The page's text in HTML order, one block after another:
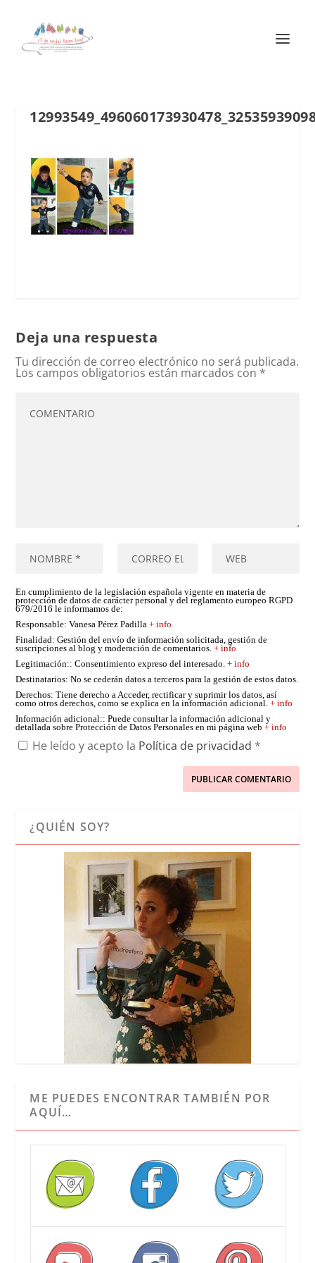
Deja una respuesta
Tu dirección de correo electrónico no será publicada.
Los campos obligatorios están marcados con *
En cumplimiento de la legislación española vigente en materia de
protección de datos de carácter personal y del reglamento europeo RGPD
679/2016 le informamos de:
Responsable: Vanesa Pérez Padilla+ info
Finalidad: Gestión del envío de información solicitada, gestión de
suscripciones al blog y moderación de comentarios.+ info
Legitimación:: Consentimiento expreso del interesado.+ info
Destinatarios: No se cederán datos a terceros para la gestión de estos datos.
Derechos: Tiene derecho a Acceder, rectificar y suprimir los datos, así
como otros derechos, como se explica en la información adicional.+ info
Información adicional:: Puede consultar la información adicional y
detallada sobre Protección de Datos Personales en mi página web+ info
He leído y acepto la Política de privacidad *
¿QUIÉN SOY?
ME PUEDES ENCONTRAR TAMBIÉN POR
AQUÍ…